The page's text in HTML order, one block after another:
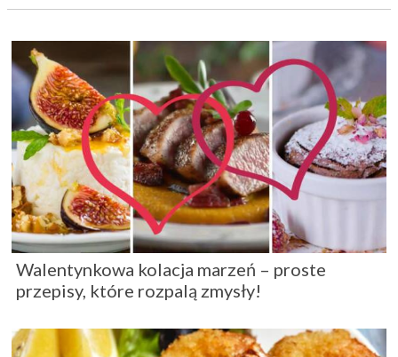
Walentynkowa kolacja marzeń – proste
przepisy, które rozpalą zmysły!